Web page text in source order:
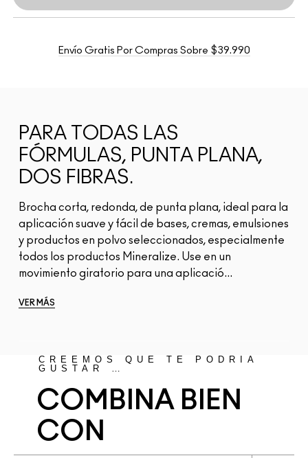
Envío Gratis Por Compras Sobre $39.990
PARA TODAS LAS
FÓRMULAS, PUNTA PLANA,
DOS FIBRAS.
Brocha corta, redonda, de punta plana, ideal para la
aplicación suave y fácil de bases, cremas, emulsiones
y productos en polvo seleccionados, especialmente
todos los productos Mineralize. Use en un
movimiento giratorio para una aplicació...
VER MÁS
CREEMOS QUE TE PODRÍA
GUSTAR …
COMBINA BIEN
CON